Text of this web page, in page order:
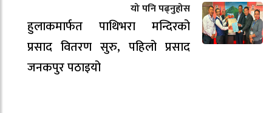
यो पनि पढ्नुहोस
हुलाकमार्फत पाथिभरा मन्दिरको
प्रसाद वितरण सुरु, पहिलो प्रसाद
जनकपुर पठाइयो